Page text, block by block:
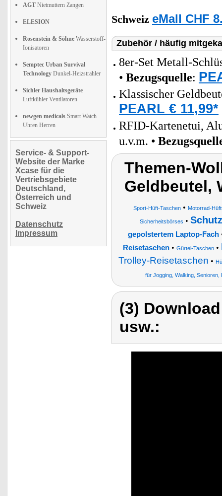
AGT Nietmuttern Zangen
ELESION
Rosenstein & Söhne Wasserstoff-
Ionisatoren
Semptec Urban Survival
Technology Dunkel-Heizstrahler
Sichler Haushaltsgeräte
Luftkühler Ventilatoren
newgen medicals Smart Watch
Uhren Herren
Service- & Support-
Website der Marke
Xcase für die
Vertriebsgebiete
Deutschland,
Österreich und
Schweiz
Datenschutz
Impressum
Schweiz eMall CHF
Zubehör / häufig
8er-Set Metall-
• Bezugsquelle:
Klassischer
PEARL € 11,99*
RFID-Kartenetui,
u.v.m. •
Themen-
Geldbeutel,
Sport-Hüft-Taschen• Motorrad-
Sicherheitsbörses •
gepolstertem Laptop-Fach
Reisetaschen • Gürtel-Taschen •
Trolley-Reisetaschen •
für Jogging, Walking, Senioren,
(3)
usw.: